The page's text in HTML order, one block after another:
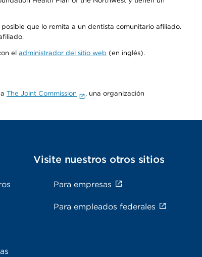
que lo remita a un dentista comunitario afiliado.
el administrador del sitio web (en inglés).
The Joint Commission
, una organización
Visite nuestros otros sitios
Para empresas
Para empleados federales